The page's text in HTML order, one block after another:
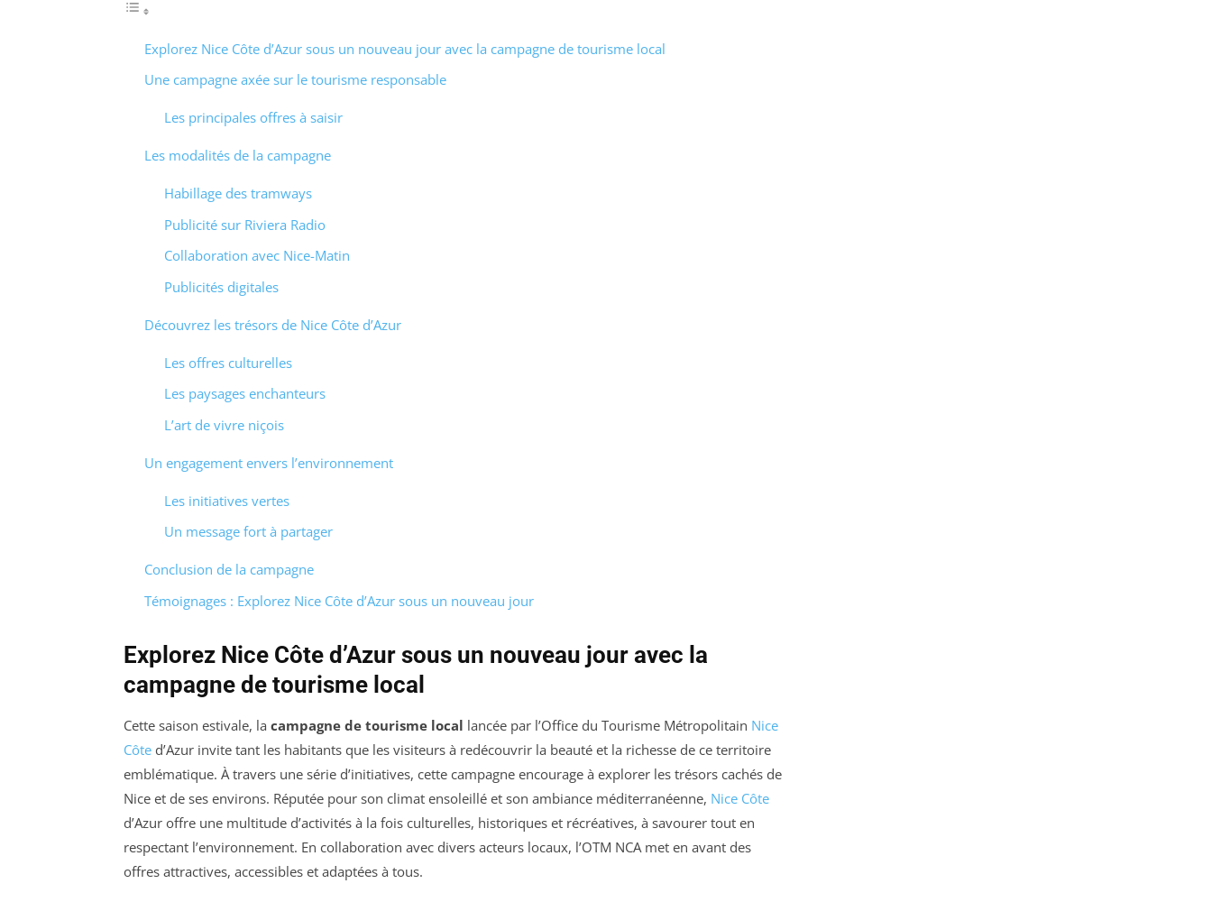
Explorez Nice Côte d’Azur sous un nouveau jour avec la campagne de tourisme local
Une campagne axée sur le tourisme responsable
Les principales offres à saisir
Les modalités de la campagne
Habillage des tramways
Publicité sur Riviera Radio
Collaboration avec Nice-Matin
Publicités digitales
Découvrez les trésors de Nice Côte d’Azur
Les offres culturelles
Les paysages enchanteurs
L’art de vivre niçois
Un engagement envers l’environnement
Les initiatives vertes
Un message fort à partager
Conclusion de la campagne
Témoignages : Explorez Nice Côte d’Azur sous un nouveau jour
Explorez Nice Côte d’Azur sous un nouveau jour avec la
campagne de tourisme local
Cette saison estivale, la campagne de tourisme local lancée par l’Office du Tourisme Métropolitain Nice
Côte d’Azur invite tant les habitants que les visiteurs à redécouvrir la beauté et la richesse de ce territoire
emblématique. À travers une série d’initiatives, cette campagne encourage à explorer les trésors cachés de
Nice et de ses environs. Réputée pour son climat ensoleillé et son ambiance méditerranéenne, Nice Côte
d’Azur offre une multitude d’activités à la fois culturelles, historiques et récréatives, à savourer tout en
respectant l’environnement. En collaboration avec divers acteurs locaux, l’OTM NCA met en avant des
offres attractives, accessibles et adaptées à tous.